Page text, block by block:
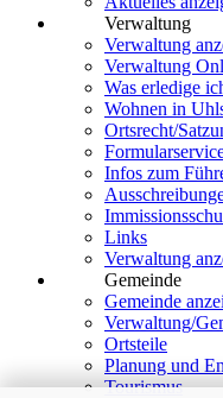
Verwaltung
Verwaltung
Verwaltung
Was erledige
Wohnen in
Ortsrecht/
Infos zum
Links
Verwaltung
Gemeinde
Gemeinde
Verwaltung/
Ortsteile
Planung und
Tourismus